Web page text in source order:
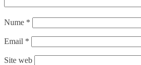
Nume *
Email *
Site web